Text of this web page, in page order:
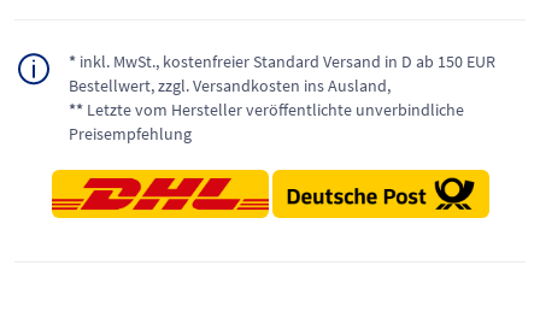
* inkl. MwSt., kostenfreier Standard Versand in D ab 150 EUR
Bestellwert, zzgl. Versandkosten ins Ausland,
** Letzte vom Hersteller veröffentlichte unverbindliche
Preisempfehlung